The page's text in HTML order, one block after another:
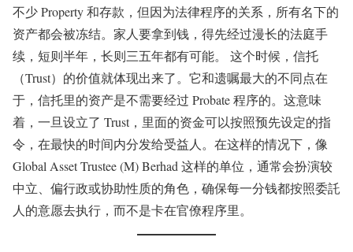
不少 Property 和存款，但因为法律程序的关系，所有名下的
资产都会被冻结。家人要拿到钱，得先经过漫长的法庭手
续，短则半年，长则三五年都有可能。 这个时候，信托
（Trust）的价值就体现出来了。它和遗嘱最大的不同点在
于，信托里的资产是不需要经过 Probate 程序的。这意味
着，一旦设立了 Trust，里面的资金可以按照预先设定的指
令，在最快的时间内分发给受益人。在这样的情况下，像
Global Asset Trustee (M) Berhad 这样的单位，通常会扮演较
中立、偏行政或协助性质的角色，确保每一分钱都按照委託
人的意愿去执行，而不是卡在官僚程序里。